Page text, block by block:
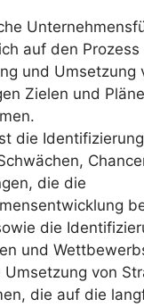
auf den Prozess
und Umsetzung
Zielen und
die
die die
die
und
Umsetzung von
die auf die